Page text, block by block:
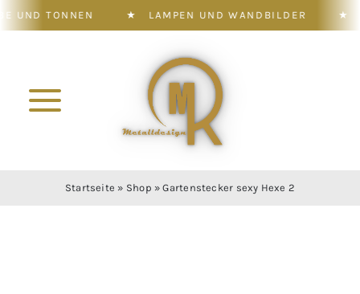
★ LAMPEN UND WANDBILDER ★
springen
Toggle
Startseite » Shop »Gartenstecker sexy Hexe 2